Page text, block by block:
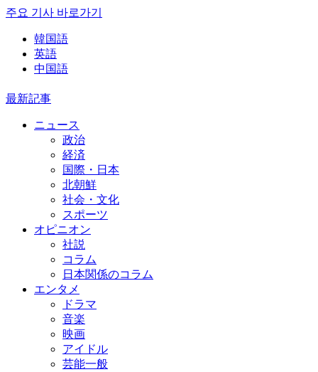
주요 기사 바로가기
韓国語
英語
中国語
最新記事
ニュース
政治
経済
国際・日本
北朝鮮
社会・文化
スポーツ
オピニオン
社説
コラム
日本関係のコラム
エンタメ
ドラマ
音楽
映画
アイドル
芸能一般